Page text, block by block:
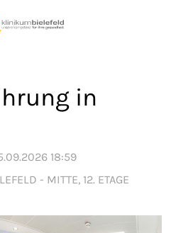
in
18:59
- MITTE, 12. ETAGE